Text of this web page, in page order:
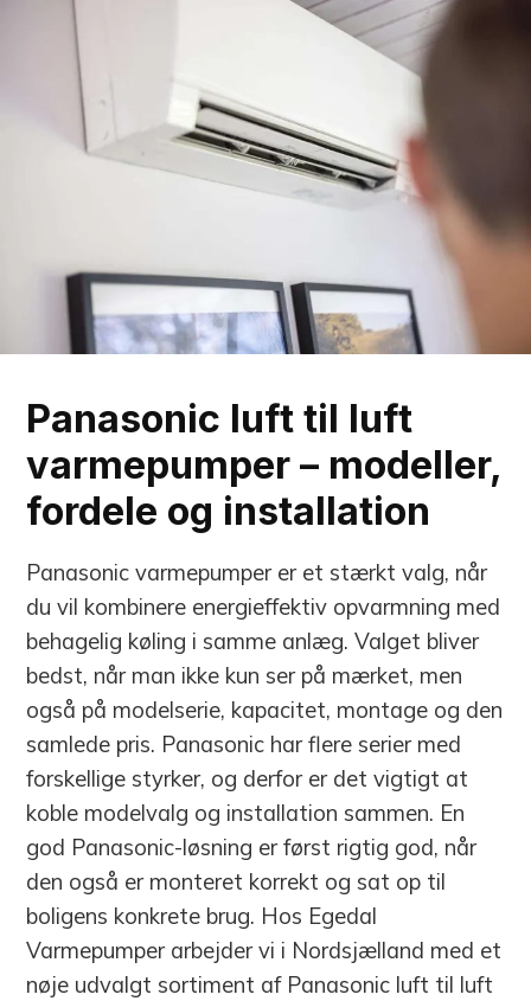
Spring til hovedindhold
Spring til sidefod
Panasonic luft til luft
varmepumper – modeller,
fordele og installation
Panasonic varmepumper er et stærkt valg, når
du vil kombinere energieffektiv opvarmning med
behagelig køling i samme anlæg. Valget bliver
bedst, når man ikke kun ser på mærket, men
også på modelserie, kapacitet, montage og den
samlede pris. Panasonic har flere serier med
forskellige styrker, og derfor er det vigtigt at
koble modelvalg og installation sammen. En
god Panasonic-løsning er først rigtig god, når
den også er monteret korrekt og sat op til
boligens konkrete brug. Hos Egedal
Varmepumper arbejder vi i Nordsjælland med et
nøje udvalgt sortiment af Panasonic luft til luft